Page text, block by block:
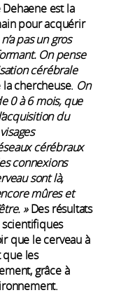
est la
pour acquérir
pas un gros
On pense
cérébrale
chercheuse. On
0 à 6 mois, que
du
cérébraux
connexions
sont là,
mûres et
»Des résultats
scientifiques
que le cerveau à
que les
grâce à